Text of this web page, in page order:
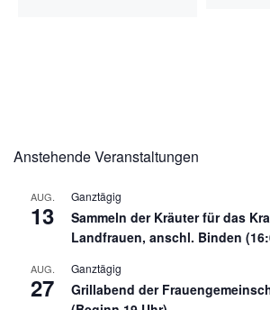
Anstehende Veranstaltungen
AUG.
13
Ganztägig
Sammeln der Kräuter für das
Landfrauen, anschl. Binden
AUG.
27
Ganztägig
Grillabend der